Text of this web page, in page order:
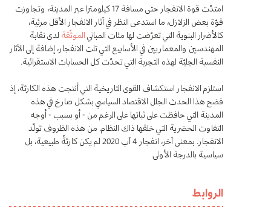
امتدّت قوة الانفجار حتى مسافة 17 كيلومترا عبر المدينة، وتجاوزت
قوّة بعض الزلازل، ما استدعى النظر في آثار الانفجار الأقل مرئية،
كالأضرار البنوية التي تعرّضت لها مئات المبانيالموثّقة لدى نقابة
المهندسين والمعماريين في الأسابيع التي تلت الانفجار، إضافة إلى الآثار
النفسية الجليّة لهذه التجربة التي تحدّت كل الحسابات الاستقرائية.
استلزم الانفجار استكشاف القوى التاريخية التي أنتجت هذه الكارثة، إذ
فضح هذا الحدث الجلل الاقتصاد السياسي بشكل صارخ في هذه
المدينة التي حافظت على ثباتها على الرغم من - أو بسبب - أوجه
التفاوت الحضرية التي خلقها ذاك النظام. من هذه الظروف تولّد
الانفجار. بمعنى آخر، انفجار 4 آب 2020 لم يكن كارثةً طبيعية، بل
سياسية بالدرجة الأولى.
الروابط